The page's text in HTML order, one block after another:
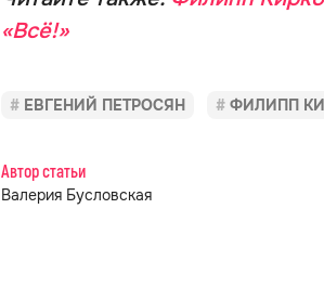
«Всё!»
ЕВГЕНИЙ ПЕТРОСЯН ФИЛИПП
Автор статьи
Валерия Бусловская